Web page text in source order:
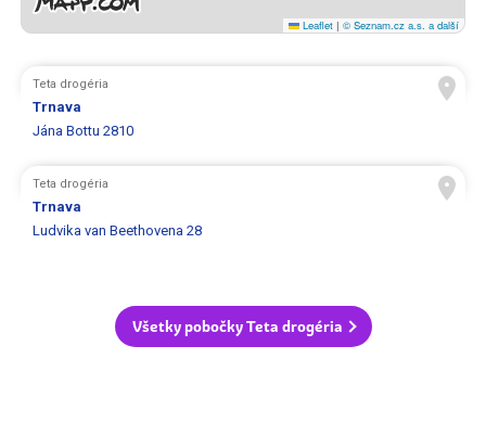
Leaflet | © Seznam.cz a.s. a další
Teta drogéria
Trnava
Jána Bottu 2810
Teta drogéria
Trnava
Ludvika van Beethovena 28
Všetky pobočky Teta drogéria